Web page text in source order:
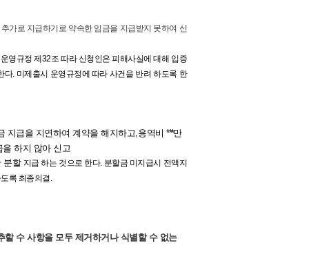
가로 지급하기로 약속한 임금을 지급받지 못하여 신
영규정 제32조 따라 신청인은 피해사실에 대해 입증
다. 미제출시 운영규정에 따라 사건을 반려 하도록 한
지급을 지연하여 계약을 해지하고,용역비***만
하지 않아 신고
분할 지급 하는 것으로 한다. 분할금 미지급시 전액지
록 최종의결.
수 사항을 모두 제거하거나 식별할 수 없는